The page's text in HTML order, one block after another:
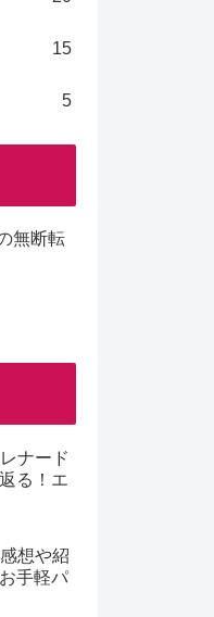
15
5
無断転
ナード
る！エ
想や紹
手軽パ